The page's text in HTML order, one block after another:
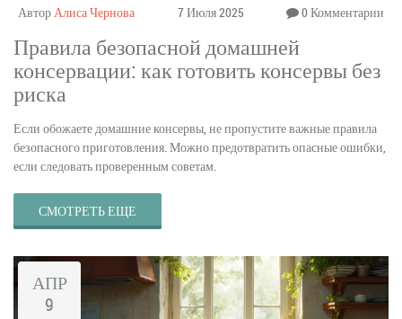
АвторАлиса Чернова 7 Июля 2025 0 Комментарии
Правила безопасной домашней
консервации: как готовить консервы без
риска
Если обожаете домашние консервы, не пропустите важные правила
безопасного приготовления. Можно предотвратить опасные ошибки,
если следовать проверенным советам.
СМОТРЕТЬ ЕЩЕ
АПР
9